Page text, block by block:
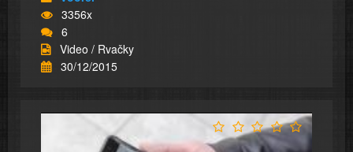
3356x
6
Video / Rvačky
30/12/2015